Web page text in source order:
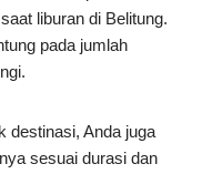
liburan di Belitung.
pada jumlah
destinasi, Anda juga
sesuai durasi dan